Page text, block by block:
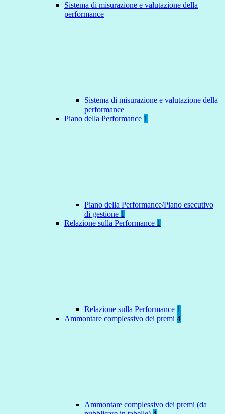
Sistema di misurazione e valutazione della
performance
Sistema di misurazione e valutazione della
performance
Piano della Performance 1
Piano della Performance/Piano esecutivo
di gestione 1
Relazione sulla Performance 1
Relazione sulla Performance 1
Ammontare complessivo dei premi 4
Ammontare complessivo dei premi (da